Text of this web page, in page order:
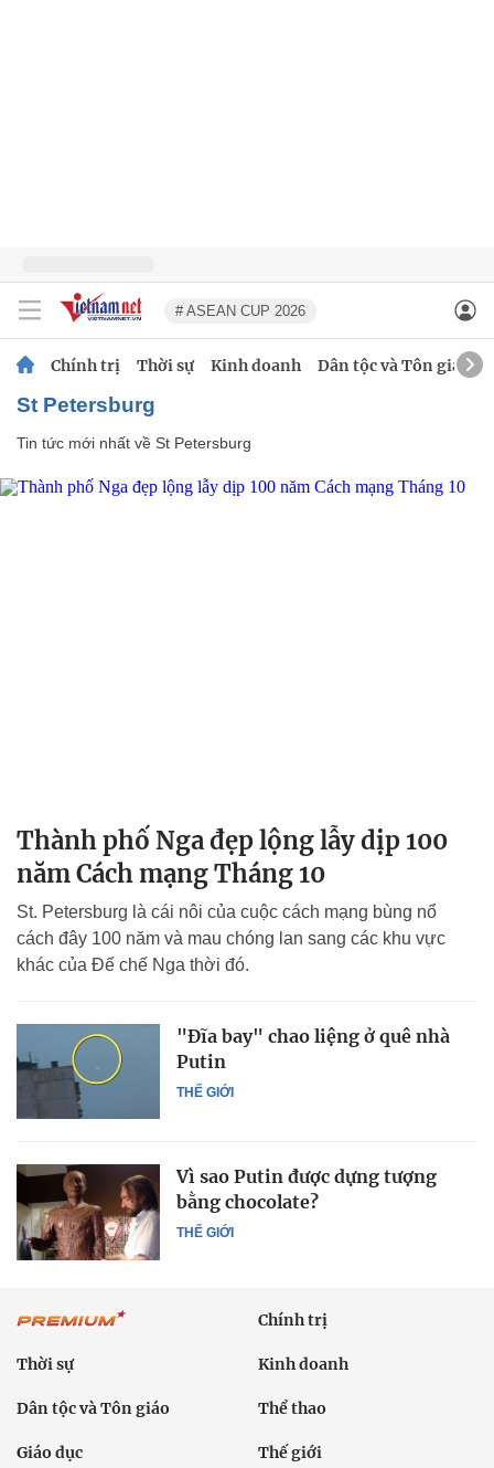
# ASEAN CUP 2026
Chính trị Thời sự Kinh doanh Dân tộc và Tôn giáo
St Petersburg
Tin tức mới nhất về St Petersburg
Thành phố Nga đẹp lộng lẫy dịp 100
năm Cách mạng Tháng 10
St. Petersburg là cái nôi của cuộc cách mạng bùng nổ
cách đây 100 năm và mau chóng lan sang các khu vực
khác của Đế chế Nga thời đó.
THẾ GIỚI
"Đĩa bay" chao liệng ở quê nhà
Putin
THẾ GIỚI
Vì sao Putin được dựng tượng
bằng chocolate?
Chính trị
Thời sự Kinh doanh
Dân tộc và Tôn giáo Thể thao
Giáo dục Thế giới